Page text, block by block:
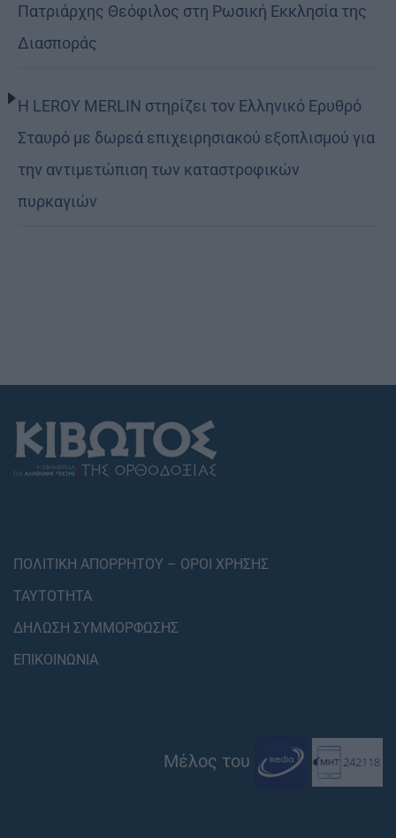
Πατριάρχης Θεόφιλος στη Ρωσική Εκκλησία της
Διασποράς
Η LEROY MERLIN στηρίζει τον Ελληνικό Ερυθρό
Σταυρό με δωρεά επιχειρησιακού εξοπλισμού για
την αντιμετώπιση των καταστροφικών
πυρκαγιών
ΠΟΛΙΤΙΚΗ ΑΠΟΡΡΗΤΟΥ – ΟΡΟΙ ΧΡΗΣΗΣ
ΤΑΥΤΟΤΗΤΑ
ΔΗΛΩΣΗ ΣΥΜΜΟΡΦΩΣΗΣ
ΕΠΙΚΟΙΝΩΝΙΑ
Μέλος του